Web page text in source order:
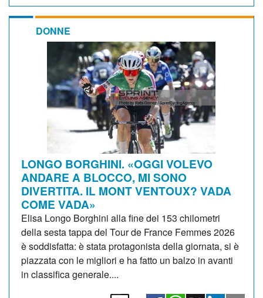
DONNE
LONGO BORGHINI. «OGGI VOLEVO
ANDARE A BLOCCO, MI SONO
DIVERTITA. IL MONT VENTOUX? VADA
COME VADA»
Elisa Longo Borghini alla fine dei 153 chilometri
della sesta tappa del Tour de France Femmes 2026
è soddisfatta: è stata protagonista della giornata, si è
piazzata con le migliori e ha fatto un balzo in avanti
in classifica generale....